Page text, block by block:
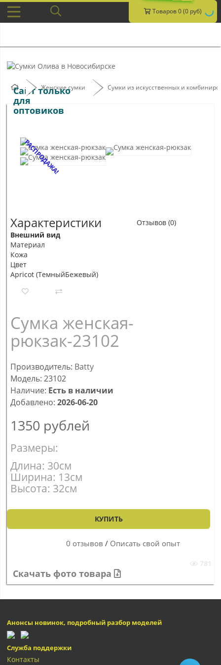
Товаров 0 (0 руб)
Сайт только
для
оптовиков
Женские сумки Сумки из искусственных и
РАСПРОДАЖА!
Характеристики
Отзывов (0)
Внешний вид
Материал
Кожа
Цвет
Apricot (ТемныйБежевый)
Сумка женская-
рюкзак-23102
Производитель: Batty
Модель: 23102
Наличие: Есть в наличии
Добавлено: 2026-06-20
1350 рублей
Размеры:
Длина: 30см
Ширина: 13см
Высота: 32см
КУПИТЬ
0 отзывов / Описать свой опыт
Скачать фото товара
Анонсы новинок, подробный разбор моделей
Служба поддержки
Контакты